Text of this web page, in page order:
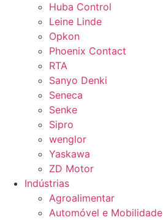
Huba Control
Leine Linde
Opkon
Phoenix Contact
RTA
Sanyo Denki
Seneca
Senke
Sipro
wenglor
Yaskawa
ZD Motor
Indústrias
Agroalimentar
Automóvel e Mobilidade